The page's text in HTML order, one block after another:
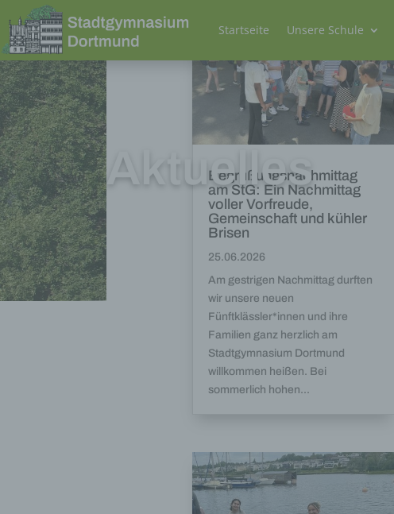
Startseite Unsere Schule
Aktuelles
Begrüßungsnachmittag
am StG: Ein Nachmittag
voller Vorfreude,
Gemeinschaft und kühler
Brisen
25.06.2026
Am gestrigen Nachmittag durften
wir unsere neuen
Fünftklässler*innen und ihre
Familien ganz herzlich am
Stadtgymnasium Dortmund
willkommen heißen. Bei
sommerlich hohen...